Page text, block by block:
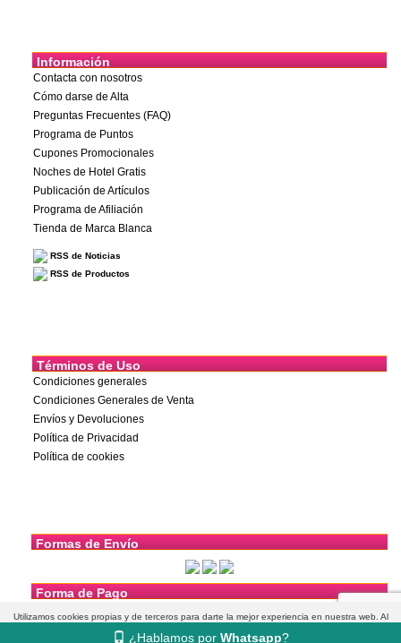
Información
Contacta con nosotros
Cómo darse de Alta
Preguntas Frecuentes (FAQ)
Programa de Puntos
Cupones Promocionales
Noches de Hotel Gratis
Publicación de Artículos
Programa de Afiliación
Tienda de Marca Blanca
RSS de Noticias
RSS de Productos
Términos de Uso
Condiciones generales
Condiciones Generales de Venta
Envíos y Devoluciones
Política de Privacidad
Política de cookies
Formas de Envío
Forma de Pago
¿Hablamos por Whatsapp?
Utilizamos cookies propias y de terceros para darte la mejor experiencia en nuestra web. Al
navegar aceptas su uso.
Más información